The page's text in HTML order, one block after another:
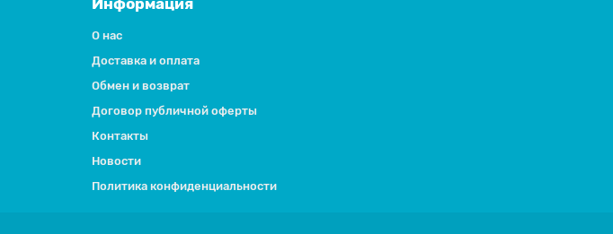
Информация
О нас
Доставка и оплата
Обмен и возврат
Договор публичной оферты
Контакты
Новости
Политика конфиденциальности